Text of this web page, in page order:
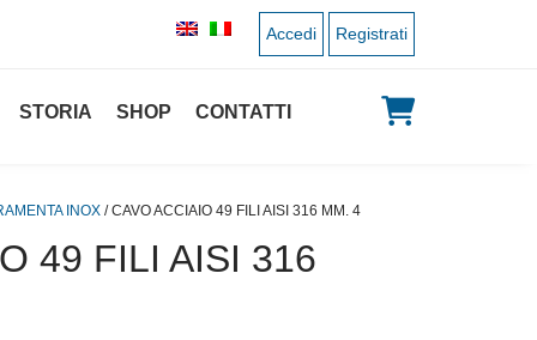
Accedi Registrati
STORIA SHOP CONTATTI
INOX / CAVO ACCIAIO 49 FILI AISI 316 MM. 4
49 FILI AISI 316